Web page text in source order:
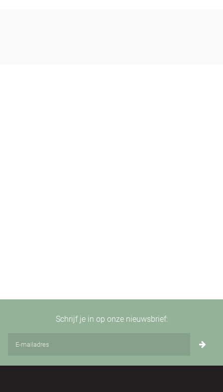
Schrijf je in op onze nieuwsbrief: